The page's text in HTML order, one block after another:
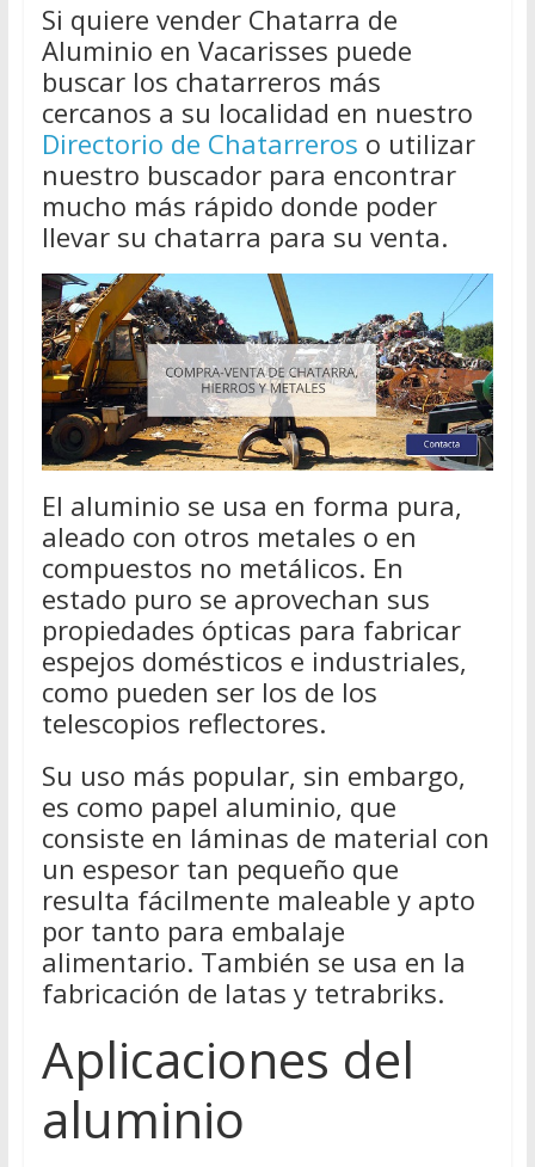
Si quiere vender Chatarra de
Aluminio en Vacarisses puede
buscar los chatarreros más
cercanos a su localidad en nuestro
Directorio de Chatarreros o utilizar
nuestro buscador para encontrar
mucho más rápido donde poder
llevar su chatarra para su venta.
El aluminio se usa en forma pura,
aleado con otros metales o en
compuestos no metálicos. En
estado puro se aprovechan sus
propiedades ópticas para fabricar
espejos domésticos e industriales,
como pueden ser los de los
telescopios reflectores.
Su uso más popular, sin embargo,
es como papel aluminio, que
consiste en láminas de material con
un espesor tan pequeño que
resulta fácilmente maleable y apto
por tanto para embalaje
alimentario. También se usa en la
fabricación de latas y tetrabriks.
Aplicaciones del
aluminio